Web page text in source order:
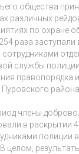
общества
различных
по охране
раза
службы
правопорядка
района.
члены
в раскрытии
полиции
целом,